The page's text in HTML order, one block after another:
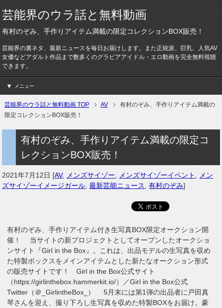
芸能界のウラ話と無料動画
有村のぞみ、手作りアイテム満載の限定コレクションBOX販売！
芸能界の裏ネタ、最新ニュースを毎日お届けします。また正統派、巨乳、人気AV
女優などアダルト作品まで数多くのグラビアアイドル・エロ動画を完全無料視聴
できます。
メニュー
芸能界のウラ話と無料動画 TOP AV
有村のぞみ、手作りアイテム満載の
限定コレクションBOX販売！
有村のぞみ、手作りアイテム満載の限定コ
レクションBOX販売！
2021年7月12日 [AV, メンズサイゾー メンズサイゾーイベント
メン
ズサイゾーイメージガール ,最新芸能ニュース ,有村のぞみ]
有村のぞみ、手作りアイテム付き生写真BOX限定オークション開
催！ 当サイトの新プロジェクトとしてオープンしたオークショ
ンサイト『Girl in the Box』。これは、出品モデルの生写真を収め
た特製ボックスをメインアイテムとした新たなオークション形式
の販売サイトです！ Girl in the Box公式サイト
（https://girlinthebox.hammerkit.io/）／Girl in the Box公式
Twitter（＠_GirlintheBox_） 5月末には第1弾の出品者に戸田真
琴さんを迎え、撮り下ろし生写真を収めた特製BOXをお届け。豪